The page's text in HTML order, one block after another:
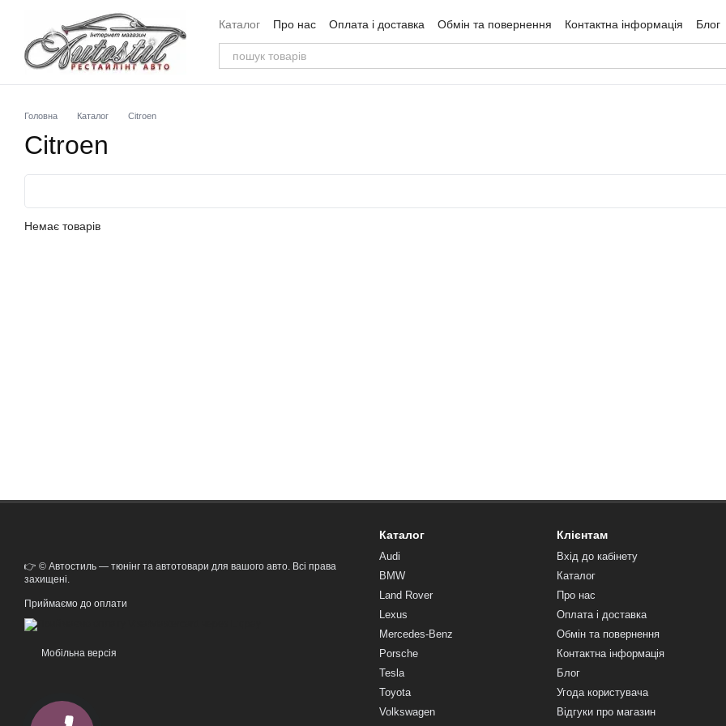
Перейти до основного контенту
Каталог
Про нас Оплата і доставка Обмін та повернення Контактна інформація
Блог
Угода користувача
Відгуки про магазин
Головна Каталог Citroen
Citroen
Немає товарів
👉 © Автостиль — тюнінг та автотовари для вашого авто. Всі права
захищені.
Приймаємо до оплати
Мобільна версія
Каталог
Audi
BMW
Land Rover
Lexus
Mercedes-Benz
Porsche
Tesla
Toyota
Volkswagen
Клієнтам
Вхід до кабінету
Каталог
Про нас
Оплата і доставка
Обмін та повернення
Контактна інформація
Блог
Угода користувача
Відгуки про магазин